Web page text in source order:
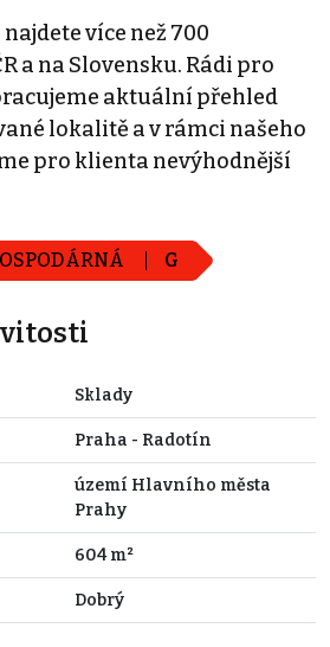
více než 700
a na Slovensku. Rádi pro
aktuální přehled
lokalitě a v rámci našeho
pro klienta nevýhodnější
G
Sklady
Praha - Radotín
území Hlavního města
Prahy
604 m²
Dobrý